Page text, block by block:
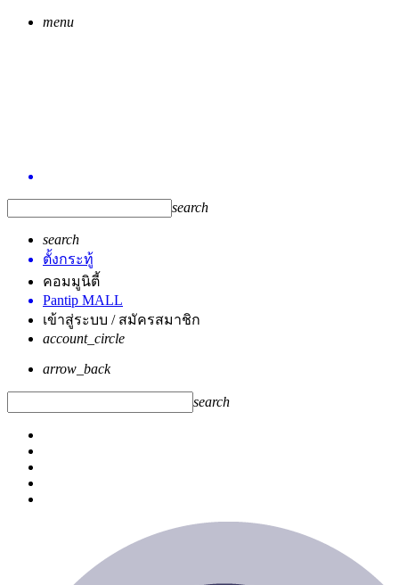
menu
search
search
ตั้งกระทู้
คอมมูนิตี้
Pantip MALL
เข้าสู่ระบบ / สมัครสมาชิก
account_circle
arrow_back
search